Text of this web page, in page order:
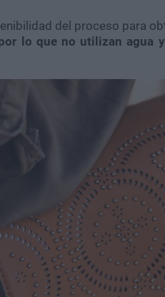
del proceso para
lo que no utilizan agua